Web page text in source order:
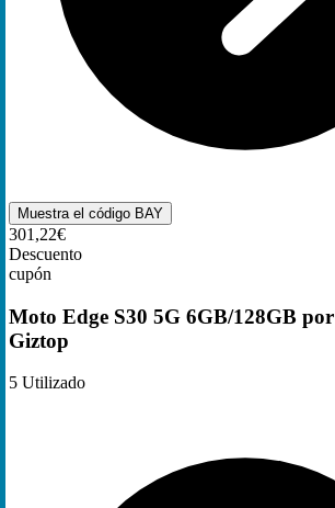
Muestra el código BAY
301,22€
Descuento
cupón
Moto Edge S30 5G 6GB/128GB por
Giztop
5 Utilizado